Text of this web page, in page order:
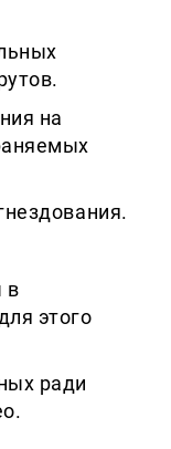
на
в
этого
ради